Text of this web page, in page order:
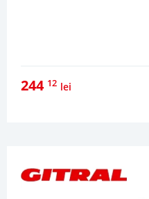
244 12 lei